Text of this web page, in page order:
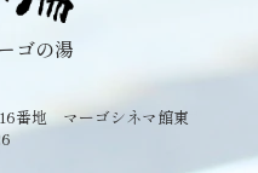
ゴの湯
番地 マーゴシネマ館東